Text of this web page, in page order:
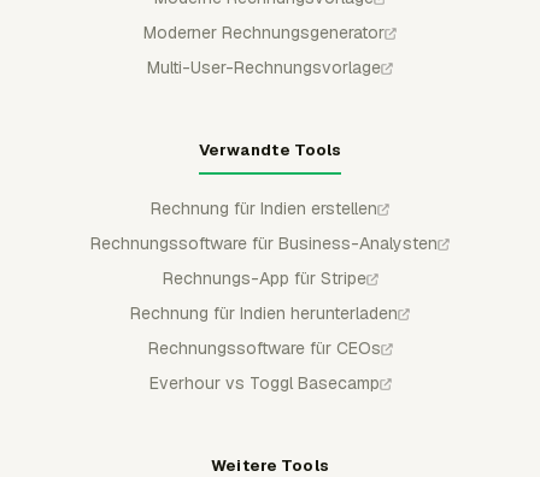
Moderner Rechnungsgenerator
Multi-User-Rechnungsvorlage
Verwandte Tools
Rechnung für Indien erstellen
Rechnungssoftware für Business-Analysten
Rechnungs-App für Stripe
Rechnung für Indien herunterladen
Rechnungssoftware für CEOs
Everhour vs Toggl Basecamp
Weitere Tools